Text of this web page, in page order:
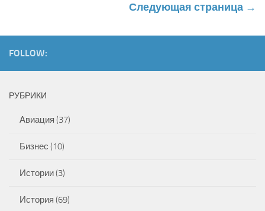
Следующая страница →
FOLLOW:
РУБРИКИ
Авиация (37)
Бизнес (10)
Истории(3)
История (69)